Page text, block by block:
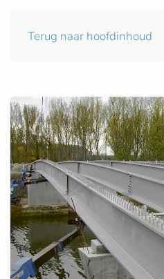
Terug naar hoofdinhoud